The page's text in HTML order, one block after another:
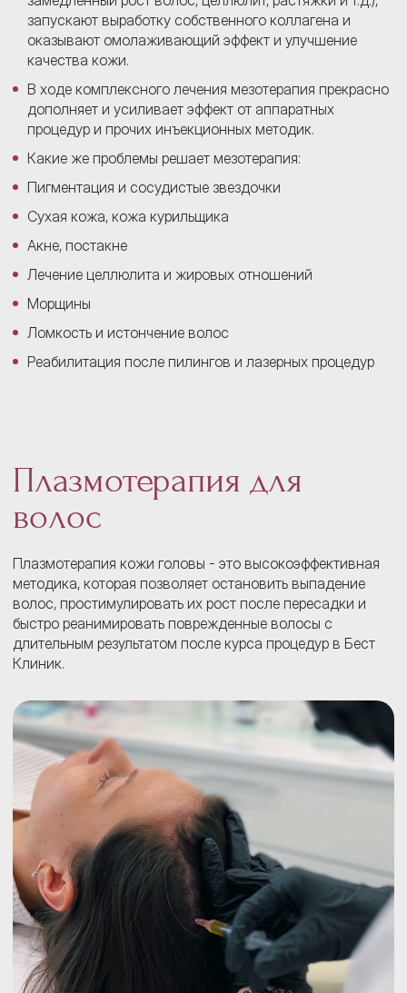
запускают выработку собственного коллагена и
оказывают омолаживающий эффект и улучшение
качества кожи.
В ходе комплексного лечения мезотерапия прекрасно
дополняет и усиливает эффект от аппаратных
процедур и прочих инъекционных методик.
Какие же проблемы решает мезотерапия:
Пигментация и сосудистые звездочки
Сухая кожа, кожа курильщика
Акне, постакне
Лечение целлюлита и жировых отношений
Морщины
Ломкость и истончение волос
Реабилитация после пилингов и лазерных процедур
Плазмотерапия для
волос
Плазмотерапия кожи головы - это высокоэффективная
методика, которая позволяет остановить выпадение
волос, простимулировать их рост после пересадки и
быстро реанимировать поврежденные волосы с
длительным результатом после курса процедур в Бест
Клиник.